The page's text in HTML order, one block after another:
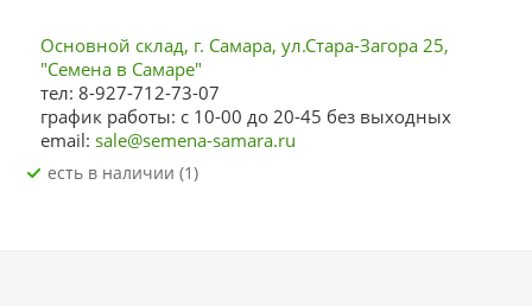
Основной склад, г. Самара, ул.Стара-Загора 25,
"Семена в Самаре"
тел: 8-927-712-73-07
график работы: с 10-00 до 20-45 без выходных
email: sale@semena-samara.ru
Есть в наличии (1)